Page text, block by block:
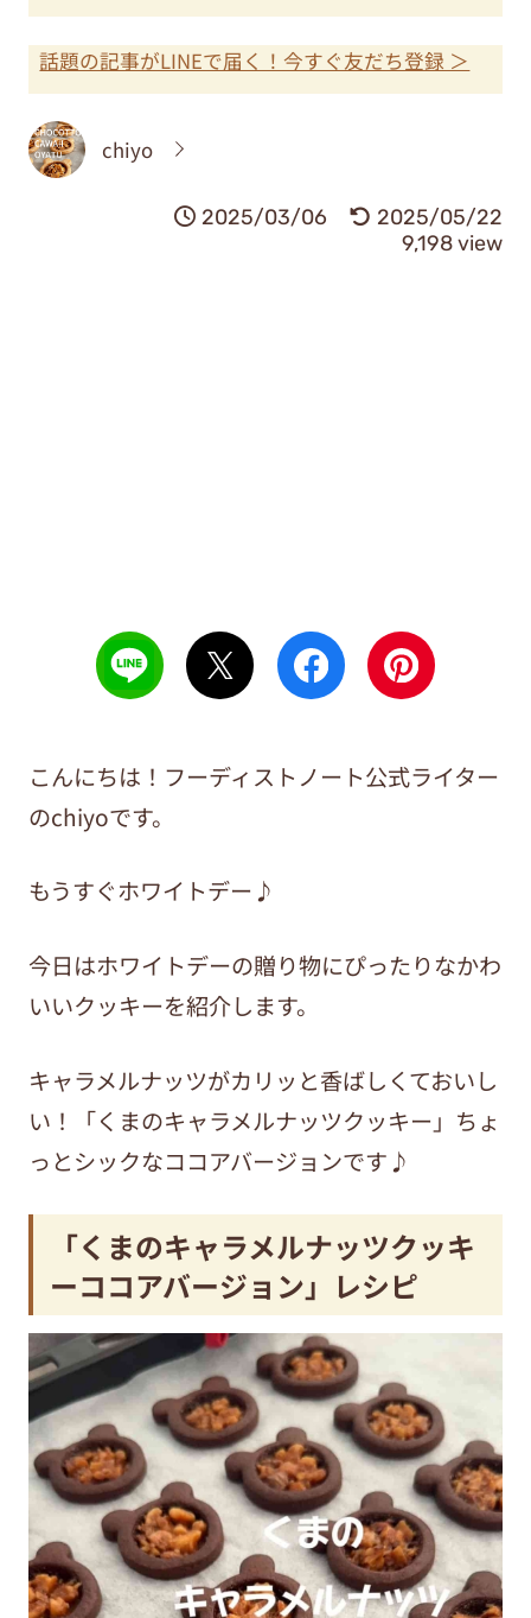
話題の記事がLINEで届く！今すぐ友だち登録 ＞
chiyo
2025/03/06
2025/05/22
9,198 view
こんにちは！フーディストノート公式ライター
のchiyoです。
もうすぐホワイトデー♪
今日はホワイトデーの贈り物にぴったりなかわ
いいクッキーを紹介します。
キャラメルナッツがカリッと香ばしくておいし
い！「くまのキャラメルナッツクッキー」ちょ
っとシックなココアバージョンです♪
「くまのキャラメルナッツクッキ
ーココアバージョン」レシピ